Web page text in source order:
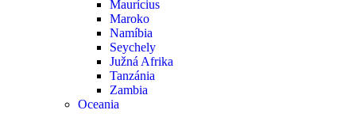
Maurícius
Maroko
Namíbia
Seychely
Južná Afrika
Tanzánia
Zambia
Oceania